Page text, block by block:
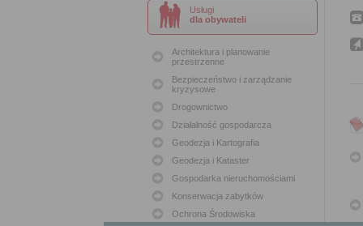
Usługi
dla obywateli
Architektura i planowanie
przestrzenne
Bezpieczeństwo i zarządzanie
kryzysowe
Drogownictwo
Działalność gospodarcza
Geodezja i Kartografia
Geodezja i Kataster
Gospodarka nieruchomościami
Konserwacja zabytków
Ochrona Środowiska